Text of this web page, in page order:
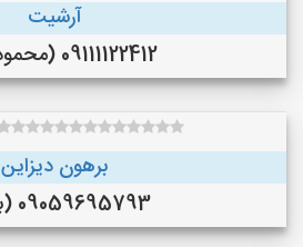
آرشیت
09111122412 (محمودآباد )
برهون دیزاین
09059695793 (بابل )